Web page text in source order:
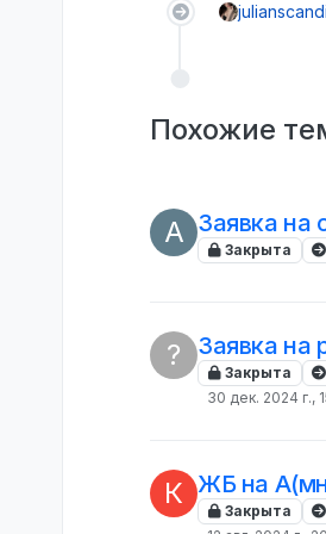
Похожие
A Заявка на
Закрыта
? Заявка на
Закрыта
30 дек. 2024 г.,
К ЖБ на
Закрыта